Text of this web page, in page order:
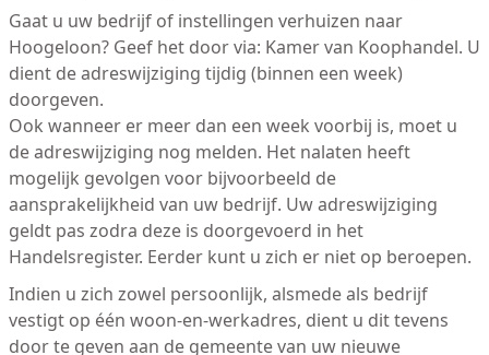
Gaat u uw bedrijf of instellingen verhuizen naar
Hoogeloon? Geef het door via: Kamer van Koophandel. U
dient de adreswijziging tijdig (binnen een week)
doorgeven.
Ook wanneer er meer dan een week voorbij is, moet u
de adreswijziging nog melden. Het nalaten heeft
mogelijk gevolgen voor bijvoorbeeld de
aansprakelijkheid van uw bedrijf. Uw adreswijziging
geldt pas zodra deze is doorgevoerd in het
Handelsregister. Eerder kunt u zich er niet op beroepen.
Indien u zich zowel persoonlijk, alsmede als bedrijf
vestigt op één woon-en-werkadres, dient u dit tevens
door te geven aan de gemeente van uw nieuwe